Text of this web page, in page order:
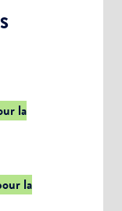
la
la